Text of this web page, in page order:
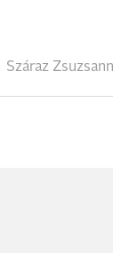
Száraz